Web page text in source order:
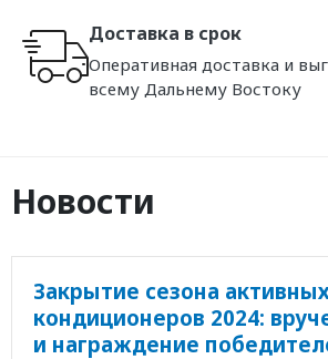
Доставка в срок
Оперативная доставка и
всему Дальнему Востоку
Новости
Закрытие сезона
кондиционеров 2024:
и награждение